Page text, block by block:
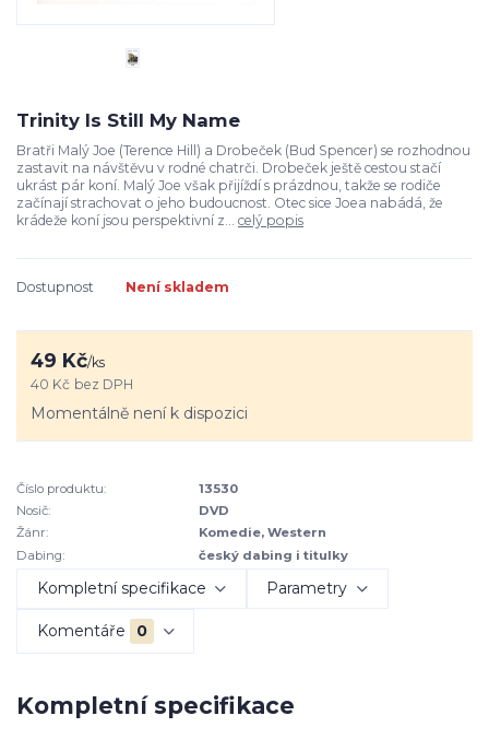
Trinity Is Still My Name
Bratři Malý Joe (Terence Hill) a Drobeček (Bud Spencer) se rozhodnou
zastavit na návštěvu v rodné chatrči. Drobeček ještě cestou stačí
ukrást pár koní. Malý Joe však přijíždí s prázdnou, takže se rodiče
začínají strachovat o jeho budoucnost. Otec sice Joea nabádá, že
krádeže koní jsou perspektivní z... celý popis
Dostupnost Není skladem
49 Kč/ks
40 Kč bez DPH
Momentálně není k dispozici
Číslo produktu:
13530
Nosič:
DVD
Žánr:
Komedie, Western
Dabing:
český dabing i titulky
Kompletní specifikace Parametry
Komentáře 0
Kompletní specifikace